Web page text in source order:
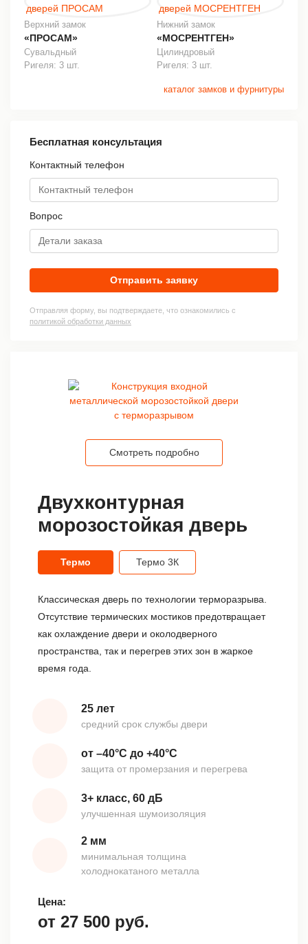
Верхний замок
«ПРОСАМ»
Сувальдный
Ригеля: 3 шт.
Нижний замок
«МОСРЕНТГЕН»
Цилиндровый
Ригеля: 3 шт.
каталог замков и фурнитуры
Бесплатная консультация
Контактный телефон
Вопрос
Отправить заявку
Отправляя форму, вы подтверждаете, что ознакомились с
политикой обработки данных
Двухконтурная
морозостойкая дверь
Термо Термо 3К
Классическая дверь по технологии терморазрыва.
Отсутствие термических мостиков предотвращает
как охлаждение двери и околодверного
пространства, так и перегрев этих зон в жаркое
время года.
25 лет
средний срок службы двери
от –40°С до +40°С
защита от промерзания и перегрева
3+ класс, 60 дБ
улучшенная шумоизоляция
2 мм
минимальная толщина
холоднокатаного металла
Цена:
от 27 500 руб.
Смотреть подробно